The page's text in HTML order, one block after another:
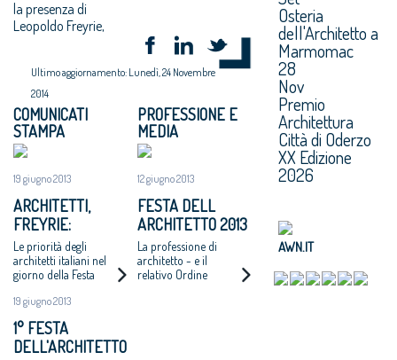
la presenza di
Leopoldo Freyrie,
Ultimo aggiornamento: Lunedì, 24 Novembre
2014
COMUNICATI
STAMPA
19 giugno 2013
ARCHITETTI,
FREYRIE:
INVESTIRE NELLE
POLITICHE
URBANE
Le priorità degli
architetti italiani nel
giorno della Festa
Lanciati i Premi
"Architetto italiano
dell'anno" e "Giovane
talento
19 giugno 2013
1° FESTA
DELL'ARCHITETTO
PROFESSIONE E
MEDIA
12 giugno 2013
FESTA DELL
ARCHITETTO 2013
La professione di
architetto - e il
relativo Ordine
Osteria
dell'Architetto a
Marmomac
28
Nov
Premio
Architettura
Città di Oderzo
XX Edizione
2026
AWN.IT